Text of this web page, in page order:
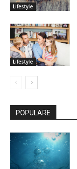
Lifestyle
Lifestyle
POPULARE